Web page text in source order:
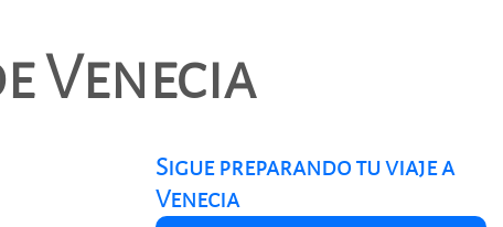
Venecia
Sigue preparando tu viaje a
Venecia